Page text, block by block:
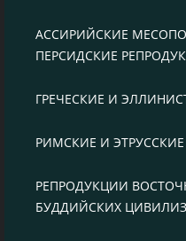
АССИРИЙСКИЕ
ПЕРСИДСКИЕ
ГРЕЧЕСКИЕ И
РИМСКИЕ И
РЕПРОДУКЦИИ
БУДДИЙСКИХ